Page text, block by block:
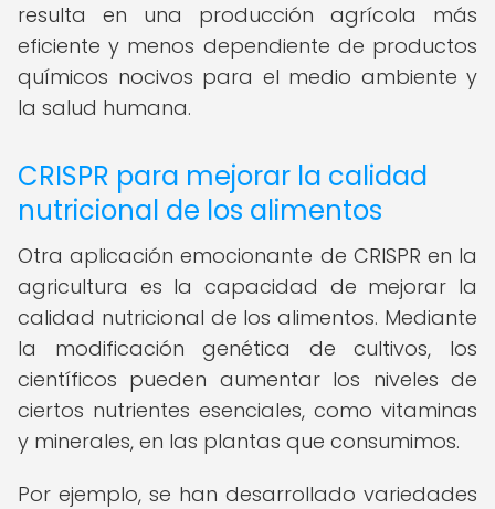
resulta en una producción agrícola más
eficiente y menos dependiente de productos
químicos nocivos para el medio ambiente y
la salud humana.
CRISPR para mejorar la calidad
nutricional de los alimentos
Otra aplicación emocionante de CRISPR en la
agricultura es la capacidad de mejorar la
calidad nutricional de los alimentos. Mediante
la modificación genética de cultivos, los
científicos pueden aumentar los niveles de
ciertos nutrientes esenciales, como vitaminas
y minerales, en las plantas que consumimos.
Por ejemplo, se han desarrollado variedades